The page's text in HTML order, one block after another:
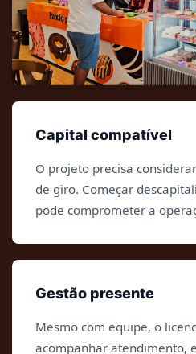
Capital compatível
O projeto precisa
de giro. Começar
pode comprometer a
Gestão presente
Mesmo com equipe, o
acompanhar atendimento,